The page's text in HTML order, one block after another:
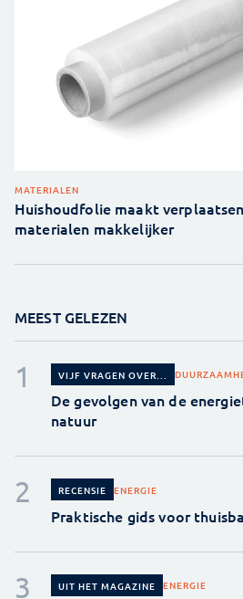
MATERIALEN
Huishoudfolie maakt
materialen makkelijker
MEEST GELEZEN
VIJF VRAGEN OVER...
De gevolgen van de
natuur
RECENSIE ENERGIE
Praktische gids voor
UIT HET MAGAZINE ENERGIE